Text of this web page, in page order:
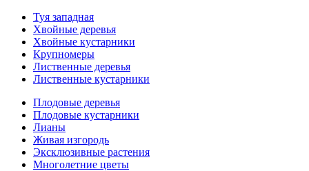
Туя западная
Хвойные деревья
Хвойные кустарники
Крупномеры
Лиственные деревья
Лиственные кустарники
Плодовые деревья
Плодовые кустарники
Лианы
Живая изгородь
Эксклюзивные растения
Многолетние цветы